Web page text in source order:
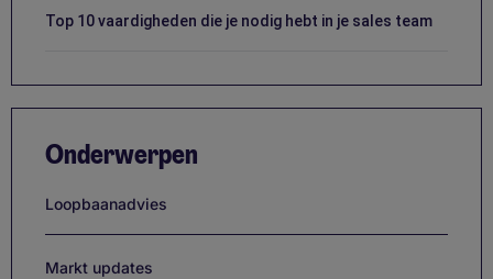
Top 10 vaardigheden die je nodig hebt in je sales team
Onderwerpen
Loopbaanadvies
Markt updates